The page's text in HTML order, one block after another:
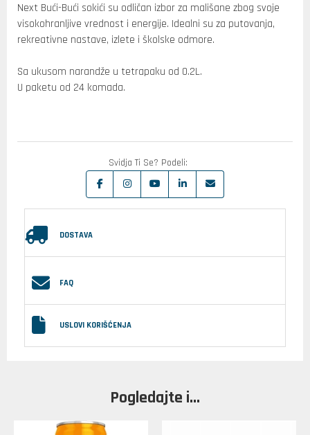
Next Bući-Bući sokići su odličan izbor za mališane zbog svoje
visokohranljive vrednost i energije. Idealni su za putovanja,
rekreativne nastave, izlete i školske odmore.
Sa ukusom narandže u tetrapaku od 0.2L.
U paketu od 24 komada.
Svidja Ti Se? Podeli:
DOSTAVA
FAQ
USLOVI KORIŠĆENJA
Pogledajte i...